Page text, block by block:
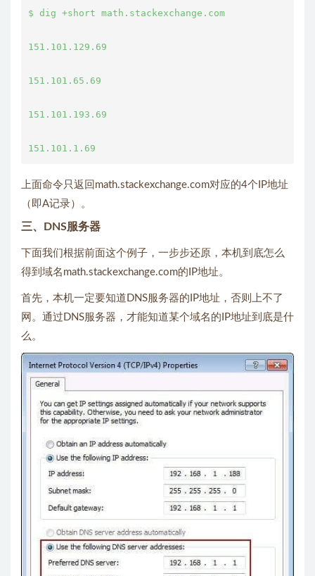
$ dig +short math.stackexchange.com
151.101.129.69
151.101.65.69
151.101.193.69
上面命令只返回math.stackexchange.com对应的4个IP地址
（即A记录）。
三、DNS服务器
下面我们根据前面这个例子，一步步还原，本机到底怎么
得到域名math.stackexchange.com的IP地址。
首先，本机一定要知道DNS服务器的IP地址，否则上不了
网。通过DNS服务器，才能知道某个域名的IP地址到底是什
么。